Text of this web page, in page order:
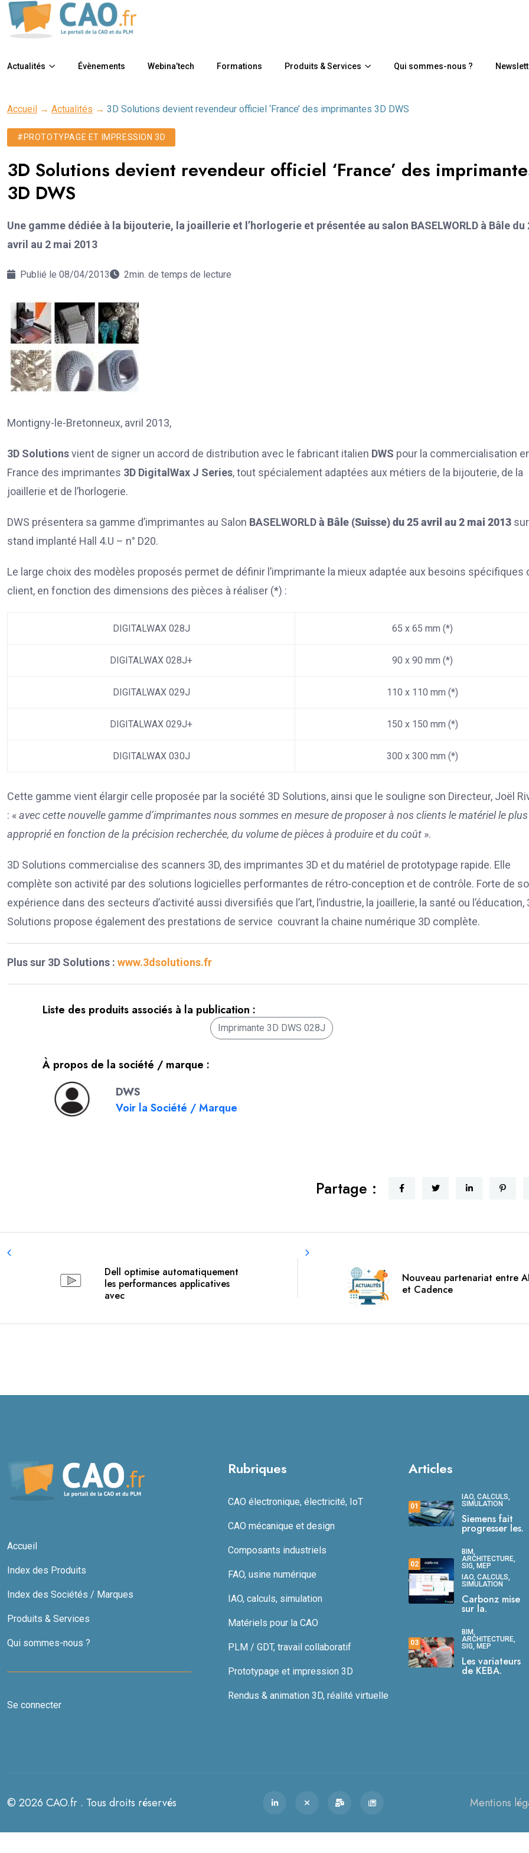
Actualités Évènements Webina’tech Formations Produits & Services Qui sommes-nous ?
Accueil → Actualités → 3D Solutions devient revendeur officiel ‘France’ des imprimantes 3D DWS
#PROTOTYPAGE ET IMPRESSION 3D
3D Solutions devient revendeur officiel ‘France’ des
3D DWS
Une gamme dédiée à la bijouterie, la joaillerie et l’horlogerie et présentée au salon BASELWORLD à Bâle du
avril au 2 mai 2013
Publié le 08/04/2013 2min. de temps de lecture
Montigny-le-Bretonneux, avril 2013,
3D Solutionsvient de signer un accord de distribution avec le fabricant italien DWS pour la commercialisation
France des imprimantes 3D DigitalWax J Series, tout spécialement adaptées aux métiers de la bijouterie, de la
joaillerie et de l’horlogerie.
DWS présentera sa gamme d’imprimantes au Salon BASELWORLDà Bâle (Suisse) du 25 avril au 2 mai 2013
stand implanté Hall 4.U – n° D20.
Le large choix des modèles proposés permet de définir l’imprimante la mieux adaptée aux besoins spécifiques
client, en fonction des dimensions des pièces à réaliser (*) :
DIGITALWAX 028J 65 x 65 mm (*)
DIGITALWAX 028J+ 90 x 90 mm (*)
DIGITALWAX 029J 110 x 110 mm (*)
DIGITALWAX 029J+ 150 x 150 mm (*)
DIGITALWAX 030J 300 x 300 mm (*)
Cette gamme vient élargir celle proposée par la société 3D Solutions, ainsi que le souligne son Directeur, Joël
: «avec cette nouvelle gamme d’imprimantes nous sommes en mesure de proposer à nos clients le matériel le plus
approprié en fonction de la précision recherchée, du volume de pièces à produire et du coût ».
3D Solutions commercialise des scanners 3D, des imprimantes 3D et du matériel de prototypage rapide. Elle
complète son activité par des solutions logicielles performantes de rétro-conception et de contrôle. Forte de
expérience dans des secteurs d’activité aussi diversifiés que l’art, l’industrie, la joaillerie, la santé ou l’éducation,
Solutions propose également des prestations de service couvrant la chaine numérique 3D complète.
Plus sur 3D Solutions : www.3dsolutions.fr
Liste des produits associés à la publication :
Imprimante 3D DWS 028J
À propos de la société / marque :
DWS
Voir la Société / Marque
Partage :
Dell optimise automatiquement
les performances applicatives
avec
Nouveau partenariat entre
et Cadence
Accueil
Index des Produits
Index des Sociétés / Marques
Produits & Services
Qui sommes-nous ?
Se connecter
Rubriques
CAO électronique, électricité, IoT
CAO mécanique et design
Composants industriels
FAO, usine numérique
IAO, calculs, simulation
Matériels pour la CAO
PLM / GDT, travail collaboratif
Prototypage et impression 3D
Rendus & animation 3D, réalité virtuelle
Articles
01
IAO, CALCULS,
SIMULATION
Siemens fait
progresser les.
02
BIM,
ARCHITECTURE,
SIG, MEP
IAO, CALCULS,
SIMULATION
Carbonz mise
sur la.
03
BIM,
ARCHITECTURE,
SIG, MEP
Les variateurs
de KEBA.
© 2026 CAO.fr . Tous droits réservés Mentions